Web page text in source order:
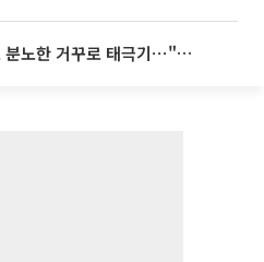
서경덕 교수, 김희철도 분노한 거꾸로 태극기⋯"엉터리는 아냐, 아쉬울 뿐"